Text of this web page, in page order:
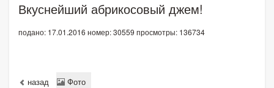
Поиск по сайту
Вкуснейший абрикосовый джем!
подано: 17.01.2016 номер: 30559 просмотры: 136734
назад Фото